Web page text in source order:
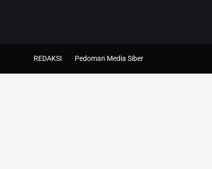
REDAKSI Pedoman Media Siber